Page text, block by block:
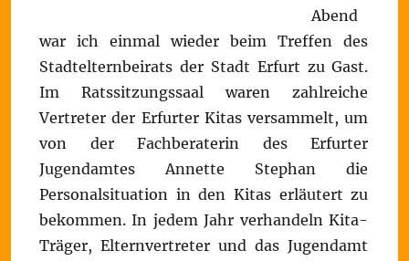
Abend
war ich einmal wieder beim Treffen des
Stadtelternbeirats der Stadt Erfurt zu Gast.
Im Ratssitzungssaal waren zahlreiche
Vertreter der Erfurter Kitas versammelt, um
von der Fachberaterin des Erfurter
Jugendamtes Annette Stephan die
Personalsituation in den Kitas erläutert zu
bekommen. In jedem Jahr verhandeln Kita-
Träger, Elternvertreter und das Jugendamt